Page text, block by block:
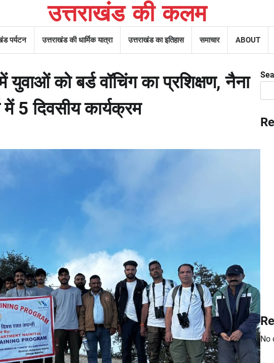
उत्तराखंड की कलम
पर्यटन उत्तराखंड की धार्मिक यात्रा उत्तराखंड का इतिहास समाचार ABOUT
को बर्ड वॉचिंग का प्रशिक्षण, नैना
में 5 दिवसीय कार्यक्रम
No